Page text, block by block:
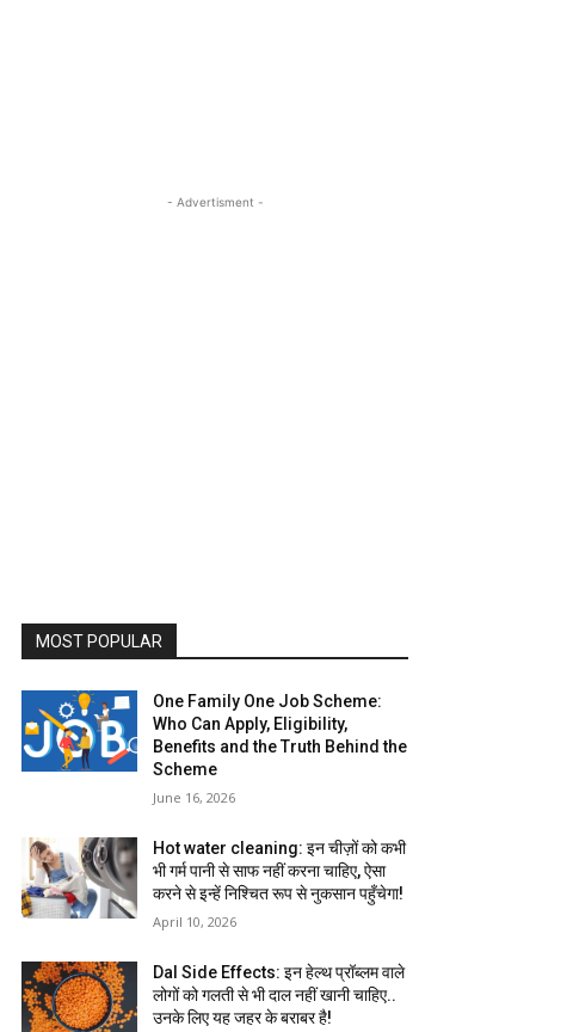
- Advertisment -
MOST POPULAR
One Family One Job Scheme:
Who Can Apply, Eligibility,
Benefits and the Truth Behind the
Scheme
June 16, 2026
Hot water cleaning: इन चीज़ों को कभी
भी गर्म पानी से साफ नहीं करना चाहिए, ऐसा
करने से इन्हें निश्चित रूप से नुकसान पहुँचेगा!
April 10, 2026
Dal Side Effects: इन हेल्थ प्रॉब्लम वाले
लोगों को गलती से भी दाल नहीं खानी चाहिए..
उनके लिए यह जहर के बराबर है!